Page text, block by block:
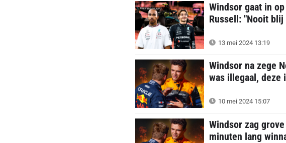
Windsor gaat in
Russell: "Nooit
13 mei 2024 13:19
Windsor na zege
was illegaal, deze
10 mei 2024 15:07
Windsor zag
minuten lang